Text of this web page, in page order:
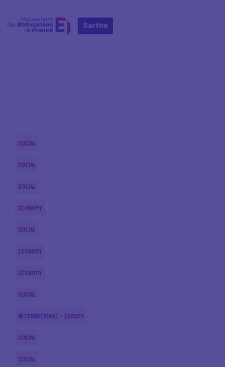
Sarthe
SOCIAL
SOCIAL
SOCIAL
ECONOMY
SOCIAL
ECONOMY
ECONOMY
SOCIAL
INTERNATIONAL - EUROPE
SOCIAL
SOCIAL